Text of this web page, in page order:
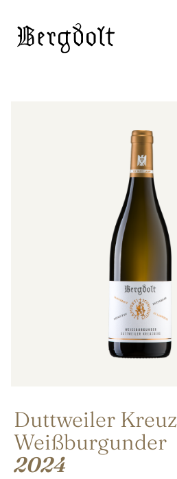
Duttweiler
Weißburgunder
2024